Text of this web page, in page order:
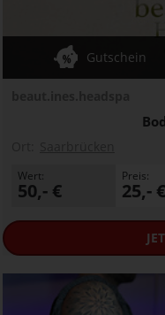
Gutschein
Wert:
50,- €
Preis:
25,- €